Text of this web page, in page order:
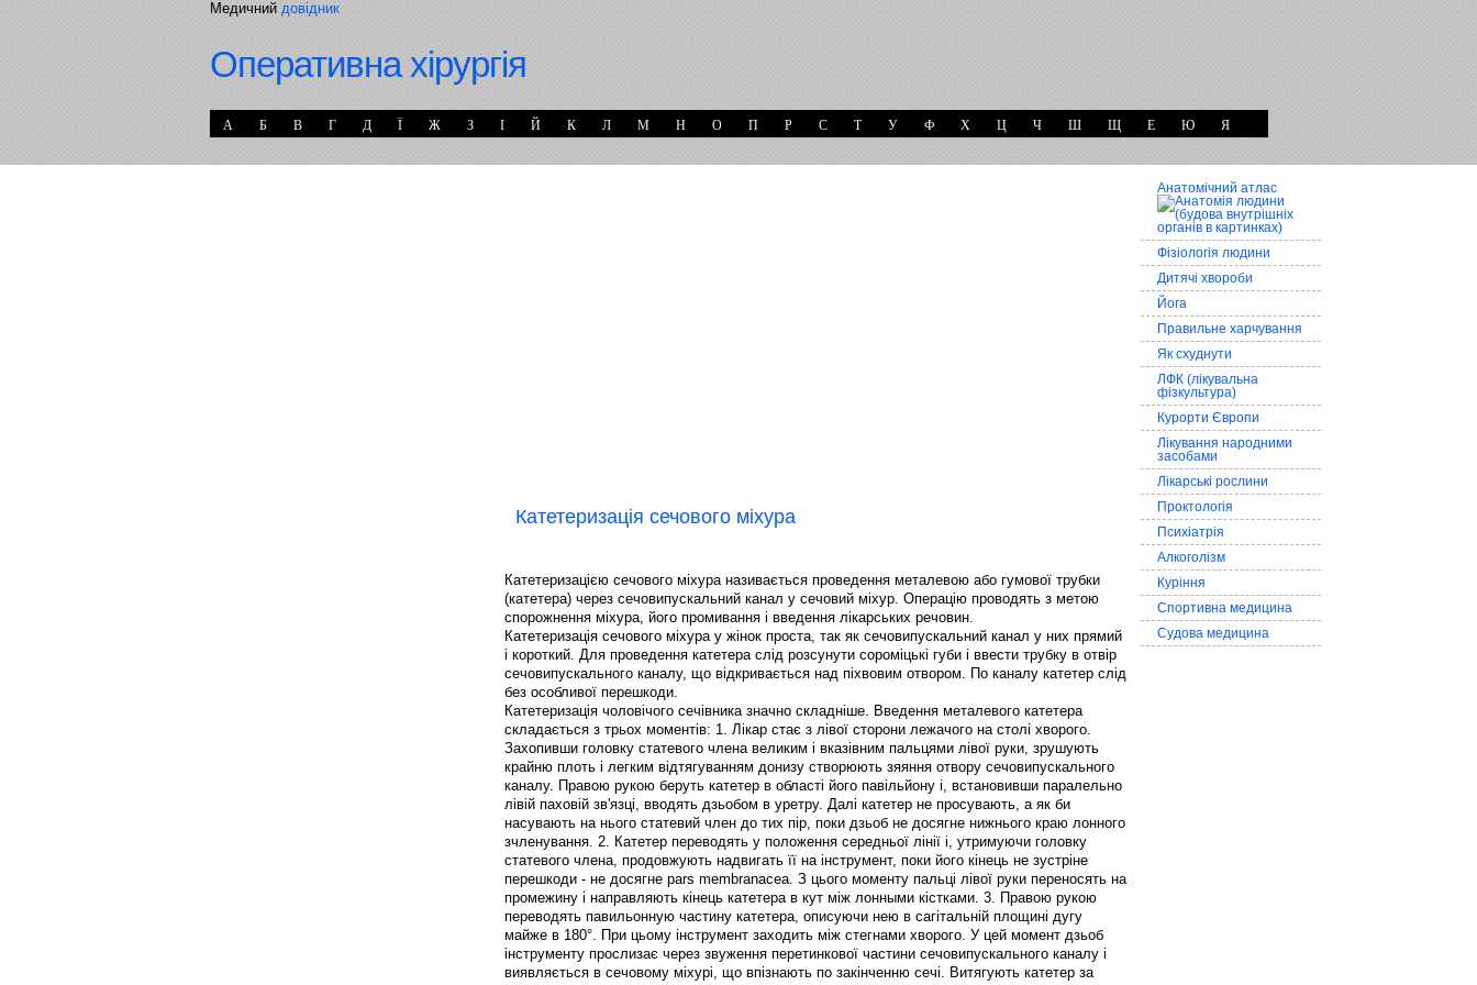
Медичнийдовідник
Оперативна хірургія
А Б В Г Д Ї Ж З І Й К Л М Н О П Р С Т У Ф Х Ц Ч Ш Щ Е Ю Я
Катетеризація сечового міхура
Катетеризацією сечового міхура називається проведення металевою або гумової трубки
(катетера) через сечовипускальний канал у сечовий міхур. Операцію проводять з метою
спорожнення міхура, його промивання і введення лікарських речовин.
Катетеризація сечового міхура у жінок проста, так як сечовипускальний канал у них прямий
і короткий. Для проведення катетера слід розсунути сороміцькі губи і ввести трубку в отвір
сечовипускального каналу, що відкривається над піхвовим отвором. По каналу катетер слід
без особливої перешкоди.
Катетеризація чоловічого сечівника значно складніше. Введення металевого катетера
складається з трьох моментів: 1. Лікар стає з лівої сторони лежачого на столі хворого.
Захопивши головку статевого члена великим і вказівним пальцями лівої руки, зрушують
крайню плоть і легким відтягуванням донизу створюють зяяння отвору сечовипускального
каналу. Правою рукою беруть катетер в області його павільйону і, встановивши паралельно
лівій паховій зв'язці, вводять дзьобом в уретру. Далі катетер не просувають, а як би
насувають на нього статевий член до тих пір, поки дзьоб не досягне нижнього краю лонного
зчленування. 2. Катетер переводять у положення середньої лінії і, утримуючи головку
статевого члена, продовжують надвигать її на інструмент, поки його кінець не зустріне
перешкоди - не досягне pars membranacea. З цього моменту пальці лівої руки переносять на
промежину і направляють кінець катетера в кут між лонными кістками. 3. Правою рукою
переводять павильонную частину катетера, описуючи нею в сагітальній площині дугу
майже в 180°. При цьому інструмент заходить між стегнами хворого. У цей момент дзьоб
інструменту прослизає через звуження перетинкової частини сечовипускального каналу і
виявляється в сечовому міхурі, що впізнають по закінченню сечі. Витягують катетер за
Анатомічний атлас
Фізіологія людини
Дитячі хвороби
Йога
Правильне харчування
Як схуднути
ЛФК (лікувальна
фізкультура)
Курорти Європи
Лікування народними
засобами
Лікарські рослини
Проктологія
Психіатрія
Алкоголізм
Куріння
Спортивна медицина
Судова медицина